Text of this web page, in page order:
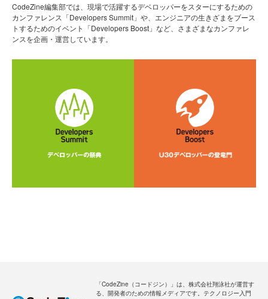
CodeZine編集部では、現場で活躍するデベロッパーをスターにするための
カンファレンス「Developers Summit」や、エンジニアの生きざまをブース
トするためのイベント「Developers Boost」など、さまざまなカンファレ
ンスを企画・運営しています。
「CodeZine（コードジン）」は、株式会社翔泳社が運営す
る、開発者のための情報メディアです。テクノロジー入門